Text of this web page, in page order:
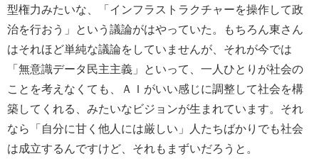
型権力みたいな、「インフラストラクチャーを操作して政
治を行おう」という議論がはやっていた。もちろん東さん
はそれほど単純な議論をしていませんが、それが今では
「無意識データ民主主義」といって、一人ひとりが社会の
ことを考えなくても、ＡＩがいい感じに調整して社会を構
築してくれる、みたいなビジョンが生まれています。それ
なら「自分に甘く他人には厳しい」人たちばかりでも社会
は成立するんですけど、それもまずいだろうと。